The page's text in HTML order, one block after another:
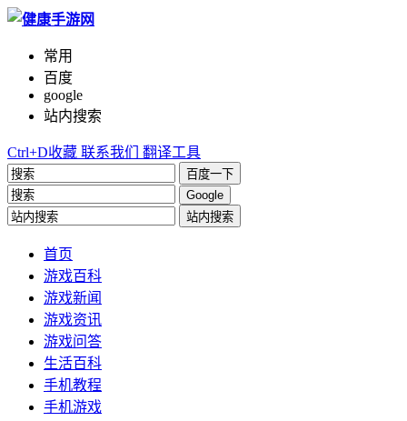
常用
百度
google
站内搜索
Ctrl+D收藏 联系我们 翻译工具
百度一下
Google
站内搜索
首页
游戏百科
游戏新闻
游戏资讯
游戏问答
生活百科
手机教程
手机游戏